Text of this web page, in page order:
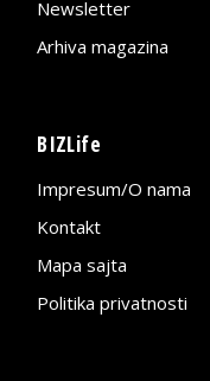
Newsletter
Arhiva magazina
BIZLife
Impresum/O nama
Kontakt
Mapa sajta
Politika privatnosti